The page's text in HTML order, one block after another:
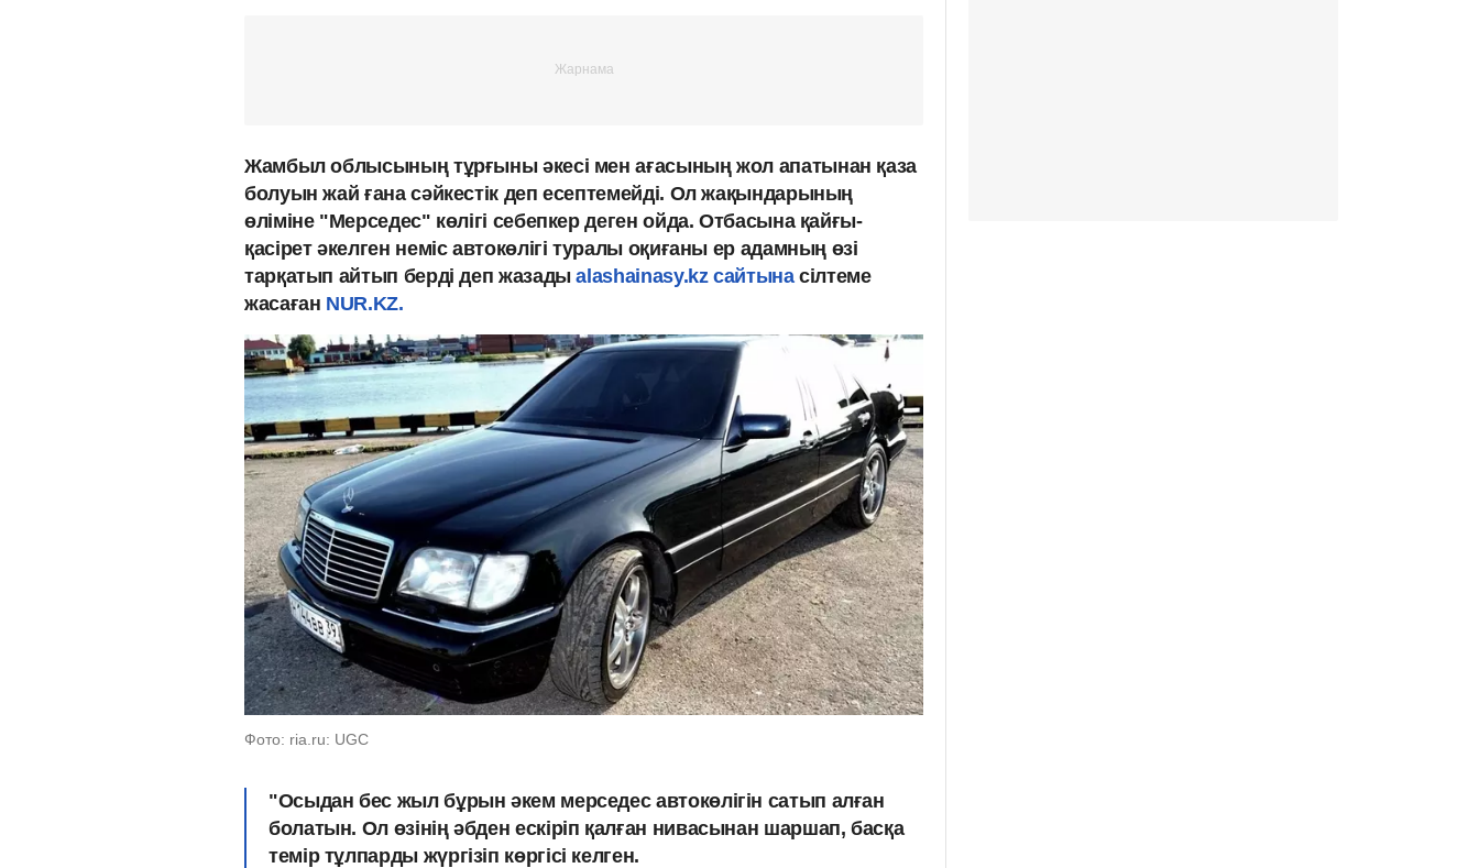
Жамбыл облысының тұрғыны әкесі мен ағасының жол апатынан қаза
болуын жай ғана сәйкестік деп есептемейді. Ол жақындарының
өліміне "Мерседес" көлігі себепкер деген ойда. Отбасына қайғы-
қасірет әкелген неміс автокөлігі туралы оқиғаны ер адамның өзі
тарқатып айтып берді деп жазадыalashainasy.kz сайтынасілтеме
жасаған NUR.KZ.
Фото: ria.ru: UGC
"Осыдан бес жыл бұрын әкем мерседес автокөлігін сатып алған
болатын. Ол өзінің әбден ескіріп қалған нивасынан шаршап, басқа
темір тұлпарды жүргізіп көргісі келген.